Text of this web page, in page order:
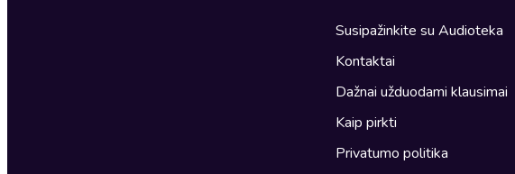
Susipažinkite su Audioteka
Kontaktai
Dažnai užduodami klausimai
Kaip pirkti
Privatumo politika